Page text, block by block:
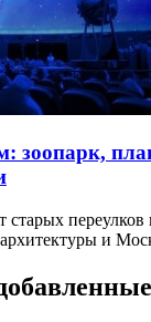
зоопарк,
старых
и